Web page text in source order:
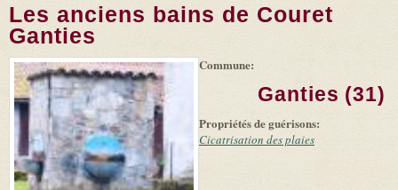
Les anciens bains de Couret
Ganties
Leaflet (link is
|
Tiles
suppliers
Commune:
Ganties (31)
Propriétés de guérisons:
Cicatrisation des plaies